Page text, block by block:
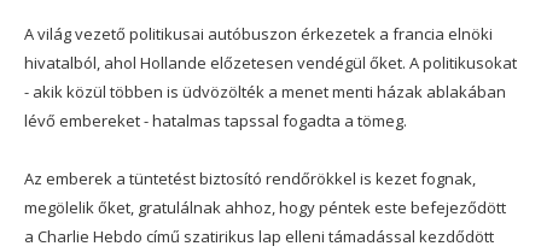
A világ vezető politikusai autóbuszon érkezetek a francia elnöki
hivatalból, ahol Hollande előzetesen vendégül őket. A politikusokat
- akik közül többen is üdvözölték a menet menti házak ablakában
lévő embereket - hatalmas tapssal fogadta a tömeg.
Az emberek a tüntetést biztosító rendőrökkel is kezet fognak,
megölelik őket, gratulálnak ahhoz, hogy péntek este befejeződött
a Charlie Hebdo című szatirikus lap elleni támadással kezdődött